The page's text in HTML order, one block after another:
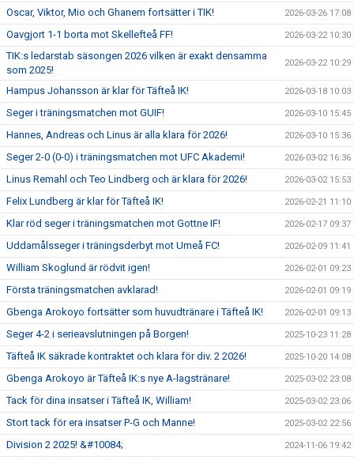
Oscar, Viktor, Mio och Ghanem fortsätter i TIK! 2026-03-26 17:08
Oavgjort 1-1 borta mot Skellefteå FF! 2026-03-22 10:30
TIK:s ledarstab säsongen 2026 vilken är exakt densamma
som 2025!
2026-03-22 10:29
Hampus Johansson är klar för Täfteå IK! 2026-03-18 10:03
Seger i träningsmatchen mot GUIF! 2026-03-10 15:45
Hannes, Andreas och Linus är alla klara för 2026! 2026-03-10 15:36
Seger 2-0 (0-0) i träningsmatchen mot UFC Akademi! 2026-03-02 16:36
Linus Remahl och Teo Lindberg och är klara för 2026! 2026-03-02 15:53
Felix Lundberg är klar för Täfteå IK! 2026-02-21 11:10
Klar röd seger i träningsmatchen mot Gottne IF! 2026-02-17 09:37
Uddamålsseger i träningsderbyt mot Umeå FC! 2026-02-09 11:41
William Skoglund är rödvit igen! 2026-02-01 09:23
Första träningsmatchen avklarad! 2026-02-01 09:19
Gbenga Arokoyo fortsätter som huvudtränare i Täfteå IK! 2026-02-01 09:13
Seger 4-2 i serieavslutningen på Borgen! 2025-10-23 11:28
Täfteå IK säkrade kontraktet och klara för div. 2 2026! 2025-10-20 14:08
Gbenga Arokoyo är Täfteå IK:s nye A-lagstränare! 2025-03-02 23:08
Tack för dina insatser i Täfteå IK, William! 2025-03-02 23:06
Stort tack för era insatser P-G och Manne! 2025-03-02 22:56
Division 2 2025! &#10084; 2024-11-06 19:42